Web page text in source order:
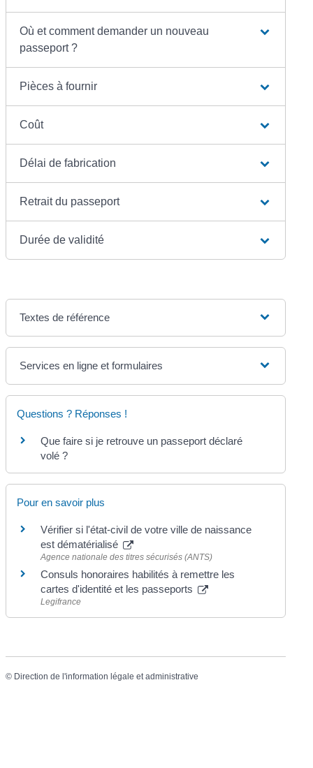
Où et comment demander un nouveau
passeport ?
Pièces à fournir
Coût
Délai de fabrication
Retrait du passeport
Durée de validité
Textes de référence
Services en ligne et formulaires
Questions ? Réponses !
Que faire si je retrouve un passeport déclaré
volé ?
Pour en savoir plus
Vérifier si l'état-civil de votre ville de naissance
est dématérialisé
Agence nationale des titres sécurisés (ANTS)
Consuls honoraires habilités à remettre les
cartes d'identité et les passeports
Legifrance
© Direction de l'information légale et administrative